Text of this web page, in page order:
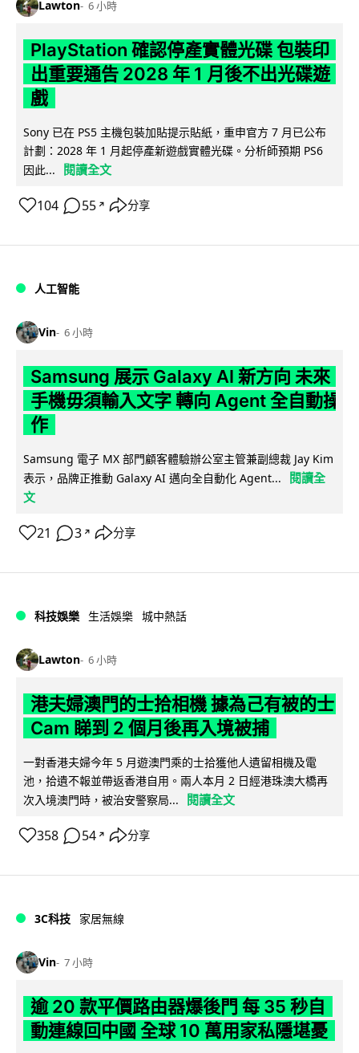
Lawton 6 小時
PlayStation 確認停產實體光碟 包裝印
出重要通告 2028 年 1 月後不出光碟遊
戲
Sony 已在 PS5 主機包裝加貼提示貼紙，重申官方 7 月已公布
計劃：2028 年 1 月起停產新遊戲實體光碟。分析師預期 PS6
因此...
閱讀全文
104 55 ↗ 分享
人工智能
Vin 6 小時
Samsung 展示 Galaxy AI 新方向 未來
手機毋須輸入文字 轉向 Agent 全自動操
作
Samsung 電子 MX 部門顧客體驗辦公室主管兼副總裁 Jay Kim
表示，品牌正推動 Galaxy AI 邁向全自動化 Agent...
閱讀全
文
21 3 ↗ 分享
科技娛樂 生活娛樂 城中熱話
Lawton 6 小時
港夫婦澳門的士拾相機 據為己有被的士
Cam 睇到 2 個月後再入境被捕
一對香港夫婦今年 5 月遊澳門乘的士拾獲他人遺留相機及電
池，拾遺不報並帶返香港自用。兩人本月 2 日經港珠澳大橋再
次入境澳門時，被治安警察局...
閱讀全文
358 54 ↗ 分享
3C科技 家居無線
Vin 7 小時
逾 20 款平價路由器爆後門 每 35 秒自
動連線回中國 全球 10 萬用家私隱堪憂